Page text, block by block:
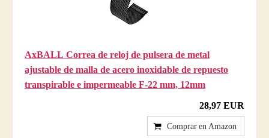
AxBALL Correa de reloj de pulsera de metal
ajustable de malla de acero inoxidable de repuesto
transpirable e impermeable F-22 mm, 12mm
28,97 EUR
Comprar en Amazon